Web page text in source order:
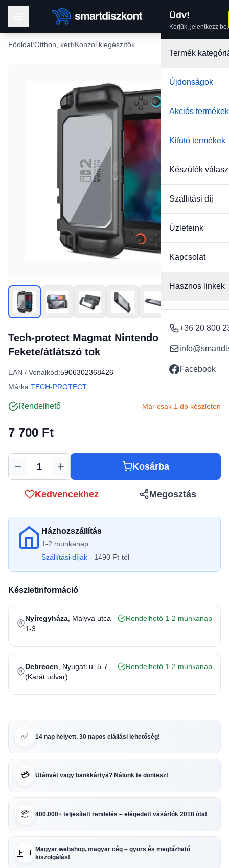
Üdv!
Kérjük, jelentkezz be.
Termék
Újdonságok
Akciós termékek
Kifutó termékek
Készülék
Szállítási díj
Üzleteink
Kapcsolat
Hasznos linkek
+36 20 800
Facebook
Főoldal Otthon, kert Konzol kiegészítők
Tech-protect Magmat Nintendo Switch 2
Fekete/átlátszó tok
EAN / Vonalkód:5906302368426
Márka:TECH-PROTECT
Rendelhető Már csak 1 db készleten
7 700 Ft
Mennyiség Kosárba
Kedvencekhez Megosztás
Házhozszállítás
1-2 munkanap
Szállítási díjak - 1490 Ft-tól
Készletinformáció
Nyíregyháza , Mályva utca
1-3.
Rendelhető 1-2 munkanap
Debrecen , Nyugati u. 5-7.
(Karát udvar)
Rendelhető 1-2 munkanap
✅ 14 nap helyett, 30 napos elállási lehetőség!
💳 Utánvét vagy bankkártyá? Nálunk te döntesz!
📦 400.000+ teljesített rendelés – elégedett vásárlók 2018 óta!
🇭🇺 Magyar webshop, magyar cég – gyors és megbízható
kiszolgálás!